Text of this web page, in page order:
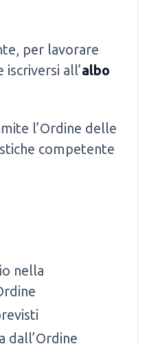
per lavorare
all’albo
l’Ordine delle
competente
nella
dall’Ordine